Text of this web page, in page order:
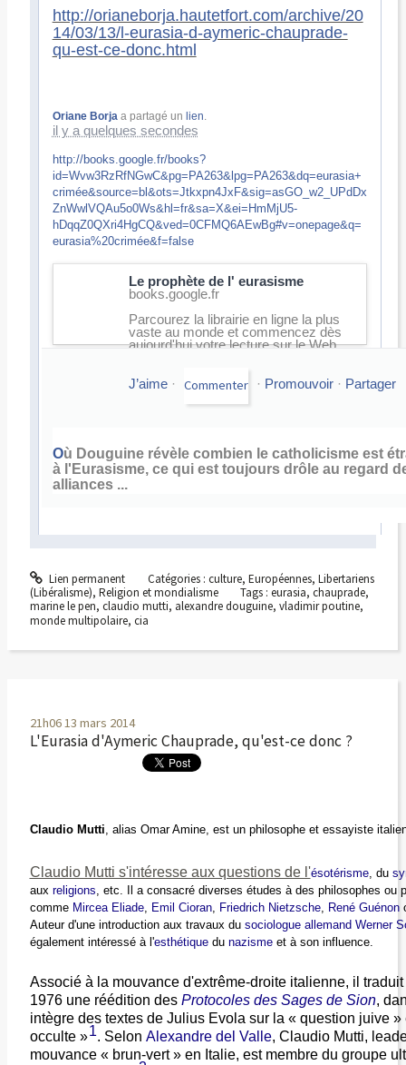
http://orianeborja.hautetfort.com/archive/20
14/03/13/l-eurasia-d-aymeric-chauprade-
qu-est-ce-donc.html
Oriane Borja a partagé un lien
il y a quelques secondes
http://books.google.fr/books?
id=Wvw3RzRfNGwC&pg=PA263&lpg=PA263&dq=eurasia+
crimée&source=bl&ots=Jtkxpn4JxF&sig=asGO_w2_UPdDx
ZnWwlVQAu5o0Ws&hl=fr&sa=X&ei=HmMjU5-
hDqqZ0QXri4HgCQ&ved=0CFMQ6AEwBg#v=onepage&q=
eurasia%20crimée&f=false
Le prophète de l' eurasisme
books.google.fr
Parcourez la librairie en ligne la plus
vaste au monde et commencez dès
aujourd'hui votre lecture sur le Web,
lecteur de livres numériques.
J’aime· · Promouvoir· Partager
Où Douguine révèle combien le catholicisme est
à l'Eurasisme, ce qui est toujours drôle au regard
alliances ...
Lien permanent Catégories : culture, Européennes, Libertariens
(Libéralisme), Religion et mondialisme Tags :eurasia,chauprade,
marine le pen, claudio mutti, alexandre douguine, vladimir poutine,
monde multipolaire, cia
21h0613 mars 2014
L'Eurasia d'Aymeric Chauprade, qu'est-ce donc ?
Claudio Mutti , alias Omar Amine, est un philosophe et essayiste
Claudio Mutti s'intéresse aux questions de l'ésotérisme, du
aux religions , etc. Il a consacré diverses études à des philosophes ou
comme Mircea Eliade, Emil Cioran, Friedrich Nietzsche, René Guénon
Auteur d'une introduction aux travaux du sociologue allemand Werner
également intéressé à l'esthétiquedu nazismeet à son influence.
Associé à la mouvance d'extrême-droite italienne, il
1976 une réédition des Protocoles des Sages de Sion,
intègre des textes de Julius Evola sur la « question juive »
occulte »1. Selon Alexandre del Valle, Claudio Mutti,
mouvance « brun-vert » en Italie, est membre du groupe